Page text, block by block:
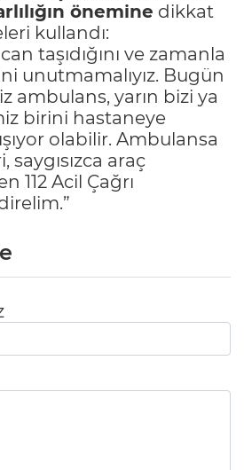
önemine dikkat
kullandı:
taşıdığını ve zamanla
unutmamalıyız. Bugün
ambulans, yarın bizi ya
birini hastaneye
olabilir. Ambulansa
araç
112 Acil Çağrı